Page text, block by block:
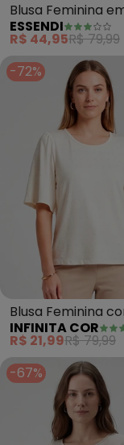
Blusa Feminina
Malha (Natural)
ESSENDI
R$ 44,95R$ 79,99
-72%
Blusa Feminina
Manga Godê
INFINITA COR
R$ 21,99R$ 79,99
-67%